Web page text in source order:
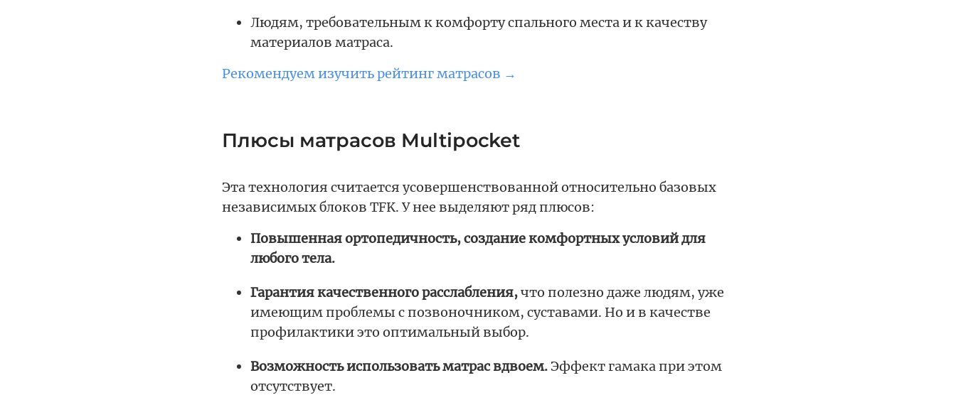
Людям, требовательным к комфорту спального места и к качеству
материалов матраса.
Рекомендуем изучить рейтинг матрасов →
Плюсы матрасов Multipocket
Эта технология считается усовершенствованной относительно базовых
независимых блоков TFK. У нее выделяют ряд плюсов:
Повышенная ортопедичность, создание комфортных условий для
любого тела.
Гарантия качественного расслабления,что полезно даже людям, уже
имеющим проблемы с позвоночником, суставами. Но и в качестве
профилактики это оптимальный выбор.
Возможность использовать матрас вдвоем. Эффект гамака при этом
отсутствует.